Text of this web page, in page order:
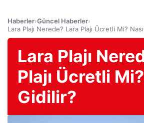
Haberler›Güncel Haberler›
Lara Plajı Nerede? Lara Plajı Ücretli Mi?
Lara Plajı
Plajı Ücretli
Gidilir?